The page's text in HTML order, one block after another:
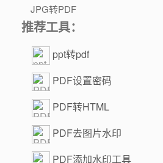
JPG转PDF
推荐工具：
ppt转pdf
PDF设置密码
PDF转HTML
PDF去图片水印
PDF添加水印工具